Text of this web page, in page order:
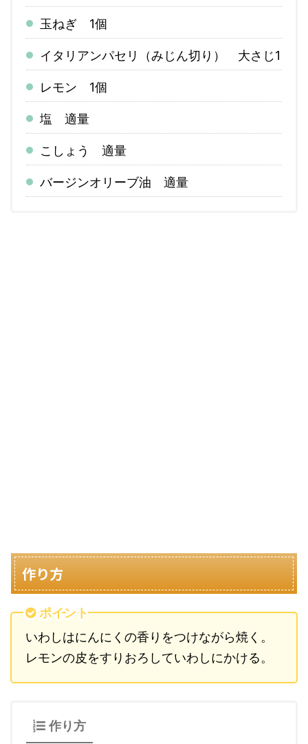
玉ねぎ 1個
イタリアンパセリ（みじん切り） 大さじ1
レモン 1個
塩 適量
こしょう 適量
バージンオリーブ油 適量
作り方
ポイント
いわしはにんにくの香りをつけながら焼く。
レモンの皮をすりおろしていわしにかける。
作り方